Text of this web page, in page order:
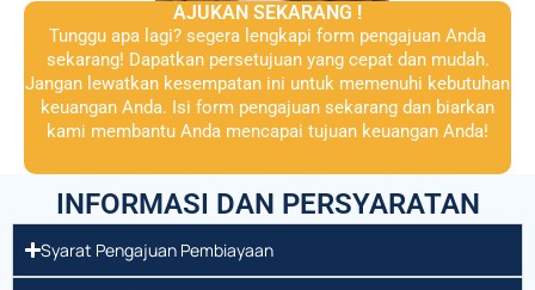
AJUKAN SEKARANG !
Tunggu apa lagi? segera lengkapi form pengajuan Anda
sekarang! Dapatkan persetujuan yang cepat dan mudah.
Jangan lewatkan kesempatan ini untuk memenuhi kebutuhan
keuangan Anda. Isi form pengajuan sekarang dan biarkan
kami membantu Anda mencapai tujuan keuangan Anda!
INFORMASI DAN PERSYARATAN
Syarat Pengajuan Pembiayaan